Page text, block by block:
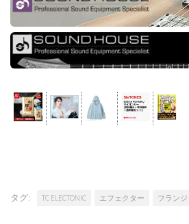
タグ: TC ELECTONIC エフェクター フランジ